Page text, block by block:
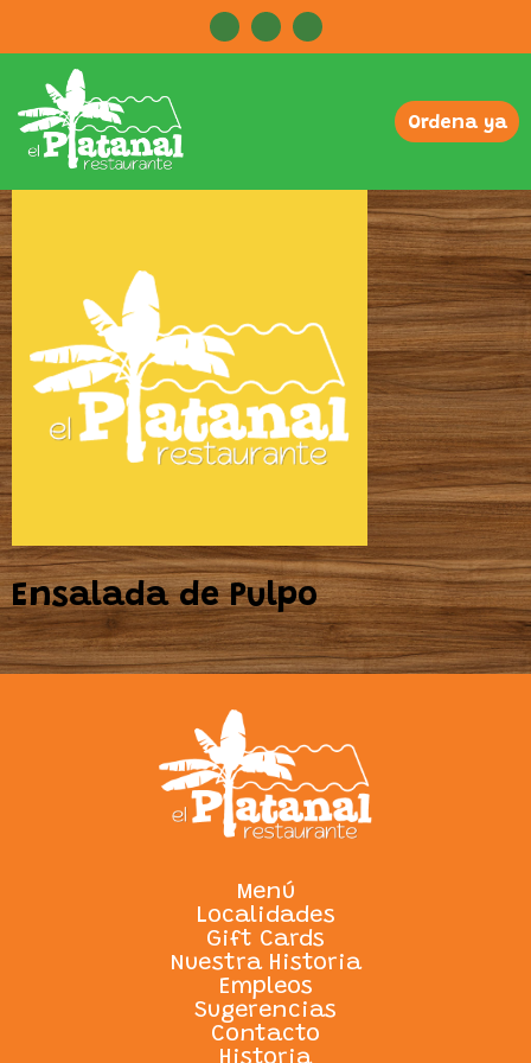
Ordena ya
Ensalada de Pulpo
Menú
Localidades
Gift Cards
Nuestra Historia
Empleos
Sugerencias
Contacto